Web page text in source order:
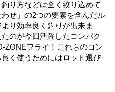
り方などは全く絞り込めて
せ」の2つの要素を含んだル
り効率良く釣りが出来ま
のが今回活躍したコンパク
ZONEフライ！これらのコン
く使うためにはロッド選び